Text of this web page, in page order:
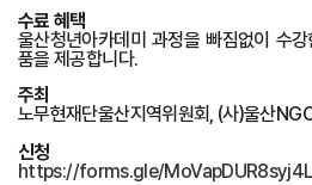
수료 혜택
울산청년아카데미 과정을 빠짐없이 수
품을 제공합니다.
주최
노무현재단울산지역위원회, (사)울산
신청
https://forms.gle/